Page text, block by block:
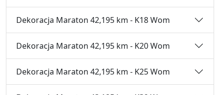
Dekoracja Maraton 42,195 km - K18 Wom
Dekoracja Maraton 42,195 km - K20 Wom
Dekoracja Maraton 42,195 km - K25 Wom